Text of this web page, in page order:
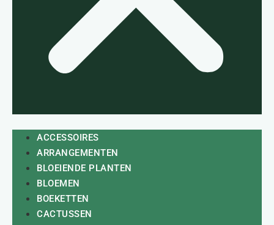
ACCESSOIRES
ARRANGEMENTEN
BLOEIENDE PLANTEN
BLOEMEN
BOEKETTEN
CACTUSSEN